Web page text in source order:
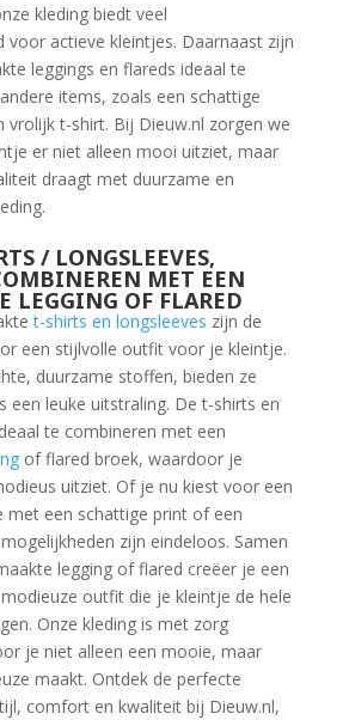
kleding biedt veel
voor actieve kleintjes. Daarnaast zijn
leggings en flareds ideaal te
items, zoals een schattige
vrolijk t-shirt. Bij Dieuw.nl zorgen we
er niet alleen mooi uitziet, maar
draagt met duurzame en
/ LONGSLEEVES,
MET EEN
LEGGING OF FLARED
t-shirts en longsleeves zijn de
een stijlvolle outfit voor je kleintje.
duurzame stoffen, bieden ze
een leuke uitstraling. De t-shirts en
te combineren met een
of flared broek, waardoor je
uitziet. Of je nu kiest voor een
met een schattige print of een
zijn eindeloos. Samen
legging of flared creëer je een
outfit die je kleintje de hele
Onze kleding is met zorg
je niet alleen een mooie, maar
maakt. Ontdek de perfecte
comfort en kwaliteit bij Dieuw.nl,